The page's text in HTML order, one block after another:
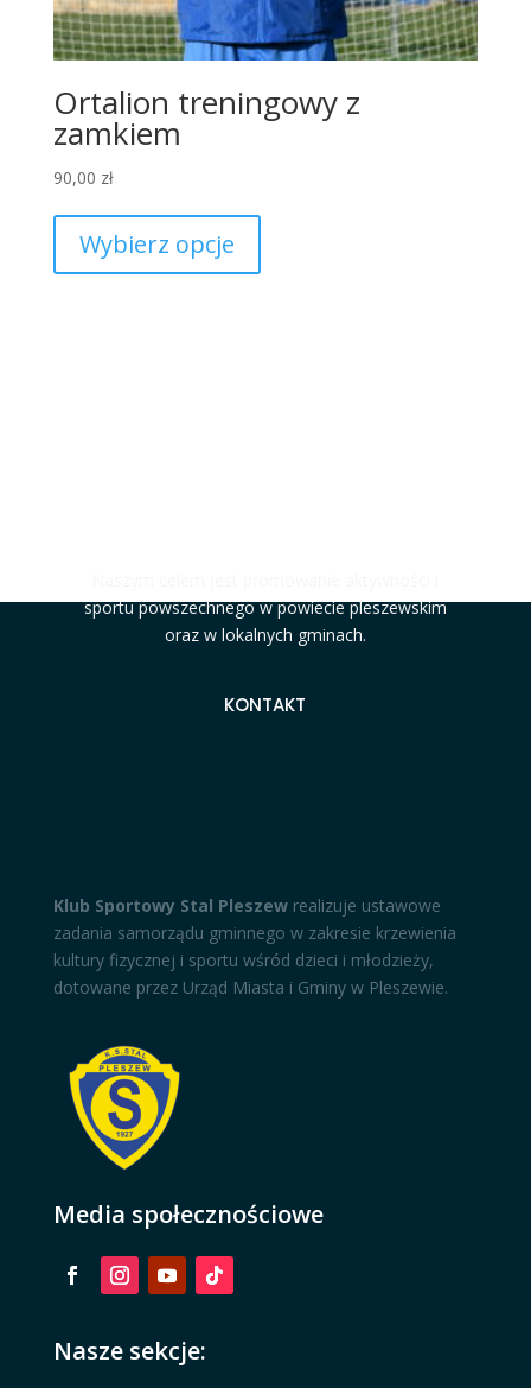
Ortalion treningowy z
zamkiem
90,00 zł
Wybierz opcje
sportu powszechnego w powiecie pleszewskim
oraz w lokalnych gminach.
KONTAKT
Klub Sportowy Stal Pleszewrealizuje ustawowe
zadania samorządu gminnego w zakresie krzewienia
kultury fizycznej i sportu wśród dzieci i młodzieży,
dotowane przez Urząd Miasta i Gminy w Pleszewie.
Media społecznościowe
Nasze sekcje: